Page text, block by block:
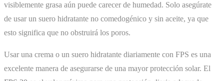
visiblemente grasa aún puede carecer de humedad. Solo asegúrate
de usar un suero hidratante no comedogénico y sin aceite, ya que
esto significa que no obstruirá los poros.
Usar una crema o un suero hidratante diariamente con FPS es una
excelente manera de asegurarse de una mayor protección solar. El